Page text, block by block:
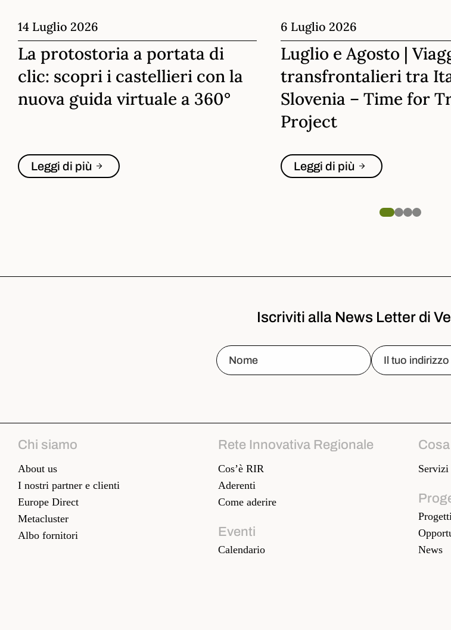
14 Luglio 2026
La protostoria a portata di
clic: scopri i castellieri con la
nuova guida virtuale a 360°
Leggi di più
6 Luglio 2026
Luglio e Agosto |
transfrontalieri tra
Slovenia – Time for
Project
Leggi di più
Iscriviti alla News Letter di
Chi siamo
About us
I nostri partner e clienti
Europe Direct
Metacluster
Albo fornitori
Rete Innovativa Regionale
Cos’è RIR
Aderenti
Come aderire
Eventi
Calendario
Servizi
News